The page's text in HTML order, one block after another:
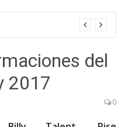
del
2017
0